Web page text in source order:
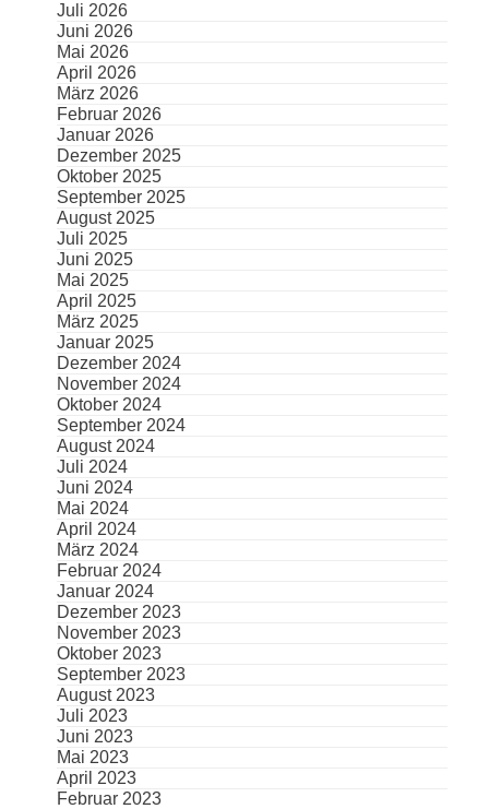
Juli 2026
Juni 2026
Mai 2026
April 2026
März 2026
Februar 2026
Januar 2026
Dezember 2025
Oktober 2025
September 2025
August 2025
Juli 2025
Juni 2025
Mai 2025
April 2025
März 2025
Januar 2025
Dezember 2024
November 2024
Oktober 2024
September 2024
August 2024
Juli 2024
Juni 2024
Mai 2024
April 2024
März 2024
Februar 2024
Januar 2024
Dezember 2023
November 2023
Oktober 2023
September 2023
August 2023
Juli 2023
Juni 2023
Mai 2023
April 2023
Februar 2023